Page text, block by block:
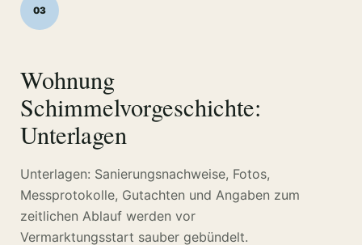
03
Wohnung
Schimmelvorgeschichte:
Unterlagen
Unterlagen: Sanierungsnachweise, Fotos,
Messprotokolle, Gutachten und Angaben zum
zeitlichen Ablauf werden vor
Vermarktungsstart sauber gebündelt.